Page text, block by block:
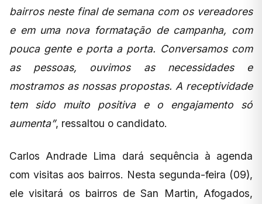
bairros neste final de semana com os vereadores
e em uma nova formatação de campanha, com
pouca gente e porta a porta. Conversamos com
as pessoas, ouvimos as necessidades e
mostramos as nossas propostas. A receptividade
tem sido muito positiva e o engajamento só
aumenta”, ressaltou o candidato.
Carlos Andrade Lima dará sequência à agenda
com visitas aos bairros. Nesta segunda-feira (09),
ele visitará os bairros de San Martin, Afogados,